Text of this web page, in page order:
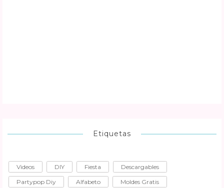
Etiquetas
Videos DIY Fiesta
Descargables
Partypop Diy
Alfabeto
Moldes Gratis